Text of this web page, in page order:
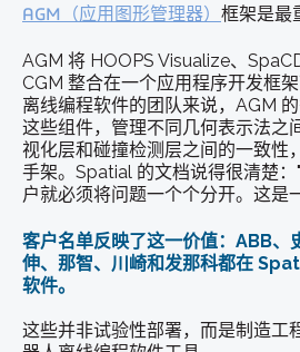
AGM（应用图形管理器） 框架是最
AGM 将 HOOPS Visualize、
CGM 整合在一个应用程序开发框
离线编程软件的团队来说，AGM
这些组件，管理不同几何表示法之
视化层和碰撞检测层之间的一致性
手架。Spatial 的文档说得很清楚
户就必须将问题一个个分开。这是
客户名单反映了这一价值：ABB、
伸、那智、川崎和发那科都在
软件。
这些并非试验性部署，而是制造工